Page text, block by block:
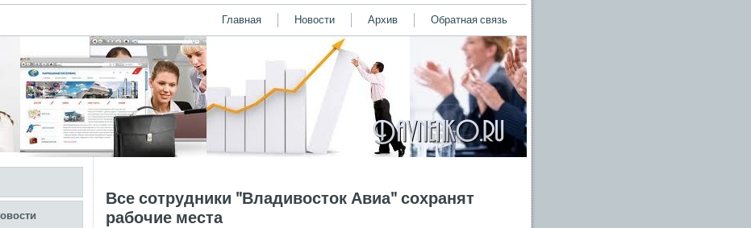
Главная Новости Архив Обратная связь
Все сотрудники "Владивосток Авиа" сохранят
рабочие места